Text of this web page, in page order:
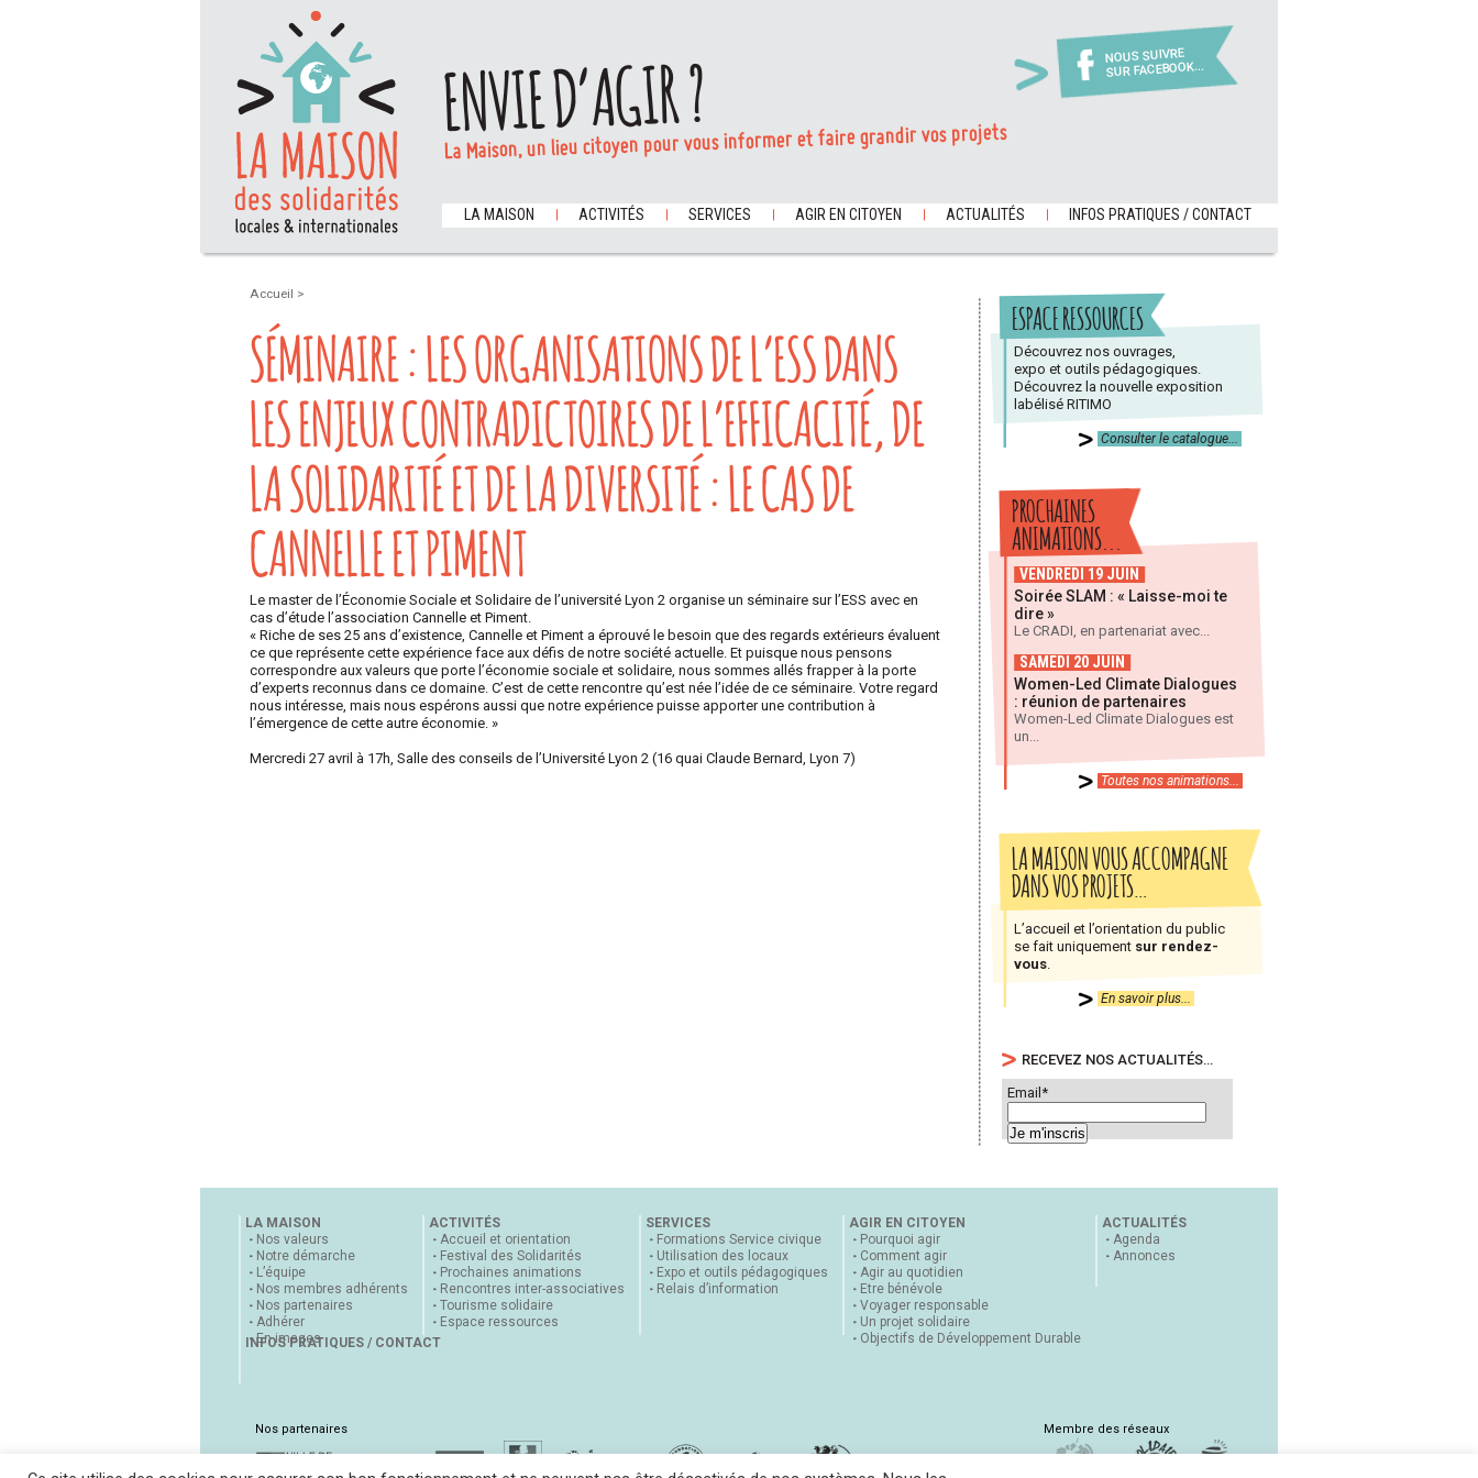
NOUS SUIVRE
SUR FACEBOOK...
ENVIE D’AGIR ?
La Maison, un lieu citoyen pour vous informer et faire grandir vos projets
LA MAISON ACTIVITÉS SERVICES AGIR EN CITOYEN ACTUALITÉS INFOS PRATIQUES / CONTACT
Accueil >
SÉMINAIRE : LES ORGANISATIONS DE L’ESS DANS
LES ENJEUX CONTRADICTOIRES DE L’EFFICACITÉ, DE
LA SOLIDARITÉ ET DE LA DIVERSITÉ : LE CAS DE
CANNELLE ET PIMENT
Le master de l’Économie Sociale et Solidaire de l’université Lyon 2 organise un séminaire sur l’ESS avec en
cas d’étude l’association Cannelle et Piment.
« Riche de ses 25 ans d’existence, Cannelle et Piment a éprouvé le besoin que des regards extérieurs évaluent
ce que représente cette expérience face aux défis de notre société actuelle. Et puisque nous pensons
correspondre aux valeurs que porte l’économie sociale et solidaire, nous sommes allés frapper à la porte
d’experts reconnus dans ce domaine. C’est de cette rencontre qu’est née l’idée de ce séminaire. Votre regard
nous intéresse, mais nous espérons aussi que notre expérience puisse apporter une contribution à
l’émergence de cette autre économie. »
Mercredi 27 avril à 17h, Salle des conseils de l’Université Lyon 2 (16 quai Claude Bernard, Lyon 7)
ESPACE RESSOURCES
Découvrez nos ouvrages,
expo et outils pédagogiques.
Découvrez la nouvelle exposition
labélisé RITIMO
Consulter le catalogue...
PROCHAINES
ANIMATIONS...
VENDREDI 19 JUIN
Soirée SLAM : « Laisse-moi te
dire »
Le CRADI, en partenariat avec...
SAMEDI 20 JUIN
Women-Led Climate Dialogues
: réunion de partenaires
Women-Led Climate Dialogues est
un...
Toutes nos animations...
LA MAISON VOUS ACCOMPAGNE
DANS VOS PROJETS…
L’accueil et l’orientation du public
se fait uniquement sur rendez-
vous
En savoir plus...
RECEVEZ NOS ACTUALITÉS…
Email*
LA MAISON
Nos valeurs
Notre démarche
L’équipe
Nos membres adhérents
Nos partenaires
Adhérer
En images
ACTIVITÉS
Accueil et orientation
Festival des Solidarités
Prochaines animations
Rencontres inter-associatives
Tourisme solidaire
Espace ressources
SERVICES
Formations Service civique
Utilisation des locaux
Expo et outils pédagogiques
Relais d’information
AGIR EN CITOYEN
Pourquoi agir
Comment agir
Agir au quotidien
Etre bénévole
Voyager responsable
Un projet solidaire
Objectifs de Développement Durable
ACTUALITÉS
Agenda
Annonces
INFOS PRATIQUES / CONTACT
Nos partenaires Membre des réseaux